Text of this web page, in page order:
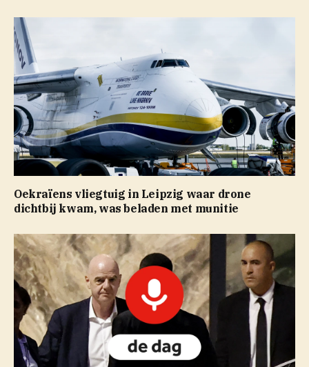
Oekraïens vliegtuig in Leipzig waar drone
dichtbij kwam, was beladen met munitie